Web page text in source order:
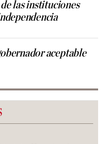
las instituciones
aceptable